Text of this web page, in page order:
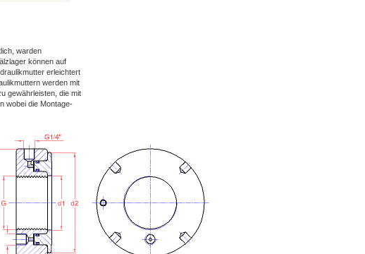
warden
können auf
erleichtert
werden mit
gewährleisten, die mit
wobei die Montage-